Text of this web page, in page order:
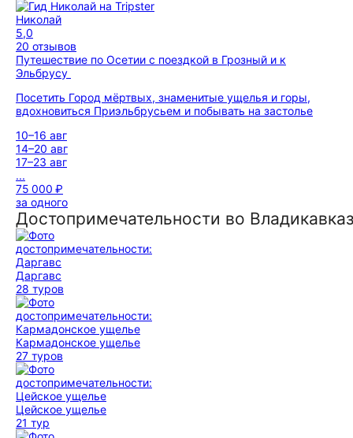
Николай
5,0
20 отзывов
Путешествие по Осетии с поездкой в Грозный и к
Эльбрусу
Посетить Город мёртвых, знаменитые ущелья и горы,
вдохновиться Приэльбрусьем и побывать на застолье
10–16 авг
14–20 авг
17–23 авг
...
75 000 ₽
за одного
Достопримечательности во
Даргавс
28 туров
Кармадонское ущелье
27 туров
Цейское ущелье
21 тур